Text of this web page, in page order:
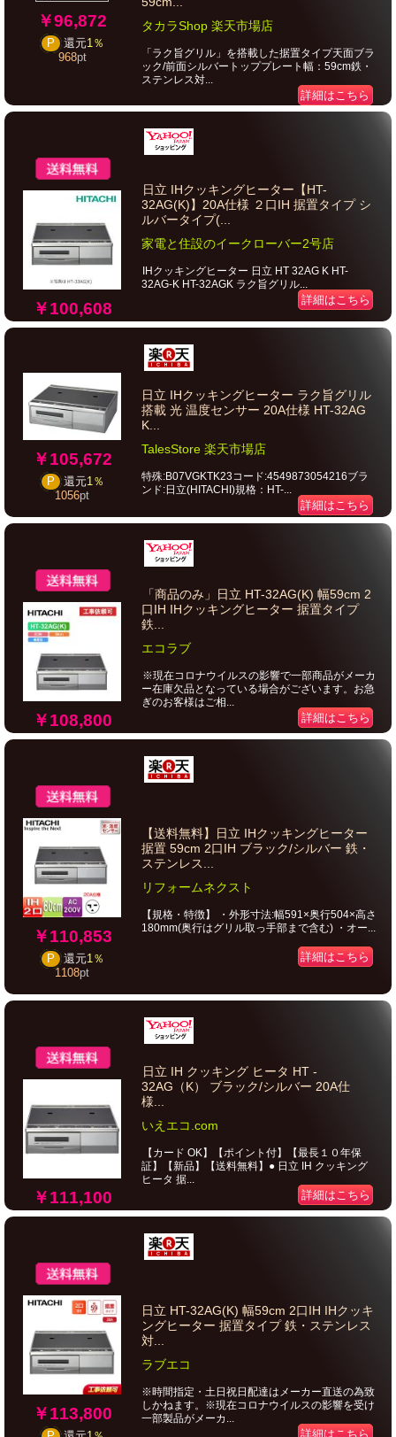
￥96,872
P 還元1％
968pt
タカラShop 楽天市場店
「ラク旨グリル」を搭載した据置タイプ天面ブラ
ック/前面シルバートッププレート幅：59cm鉄・
ステンレス対...
詳細はこちら
￥100,608
日立 IHクッキングヒーター【HT-
32AG(K)】20A仕様 ２口IH 据置タイプ シ
ルバータイプ(...
家電と住設のイークローバー2号店
IHクッキングヒーター 日立 HT 32AG K HT-
32AG-K HT-32AGK ラク旨グリル...
詳細はこちら
￥105,672
P 還元1％
1056pt
日立 IHクッキングヒーター ラク旨グリル
搭載 光 温度センサー 20A仕様 HT-32AG
K...
TalesStore 楽天市場店
特殊:B07VGKTK23コード:4549873054216ブラ
ンド:日立(HITACHI)規格：HT-...
詳細はこちら
￥108,800
「商品のみ」日立 HT-32AG(K) 幅59cm 2
口IH IHクッキングヒーター 据置タイプ
鉄...
エコラブ
※現在コロナウイルスの影響で一部商品がメーカ
ー在庫欠品となっている場合がございます。お急
ぎのお客様はご相...
詳細はこちら
￥110,853
P 還元1％
1108pt
【送料無料】日立 IHクッキングヒーター
据置 59cm 2口IH ブラック/シルバー 鉄・
ステンレス...
リフォームネクスト
【規格・特徴】 ・外形寸法:幅591×奥行504×高さ
180mm(奥行はグリル取っ手部まで含む) ・オー...
詳細はこちら
￥111,100
日立 IH クッキング ヒータ HT -
32AG（K） ブラック/シルバー 20A仕
様...
いえエコ.com
【カード OK】【ポイント付】【最長１０年保
証】【新品】【送料無料】● 日立 IH クッキング
ヒータ 据...
詳細はこちら
￥113,800
日立 HT-32AG(K) 幅59cm 2口IH IHクッキ
ングヒーター 据置タイプ 鉄・ステンレス
対...
ラブエコ
※時間指定・土日祝日配達はメーカー直送の為致
しかねます。※現在コロナウイルスの影響を受け
一部製品がメーカ...
詳細はこちら